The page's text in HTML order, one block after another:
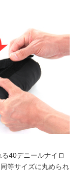
40デニールナイロ
等サイズに丸められ